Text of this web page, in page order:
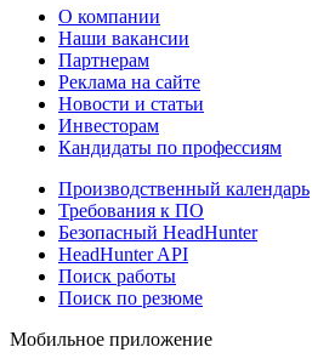
О компании
Наши вакансии
Партнерам
Реклама на сайте
Новости и статьи
Инвесторам
Кандидаты по профессиям
Производственный календарь
Требования к ПО
Безопасный HeadHunter
HeadHunter API
Поиск работы
Поиск по резюме
Мобильное приложение